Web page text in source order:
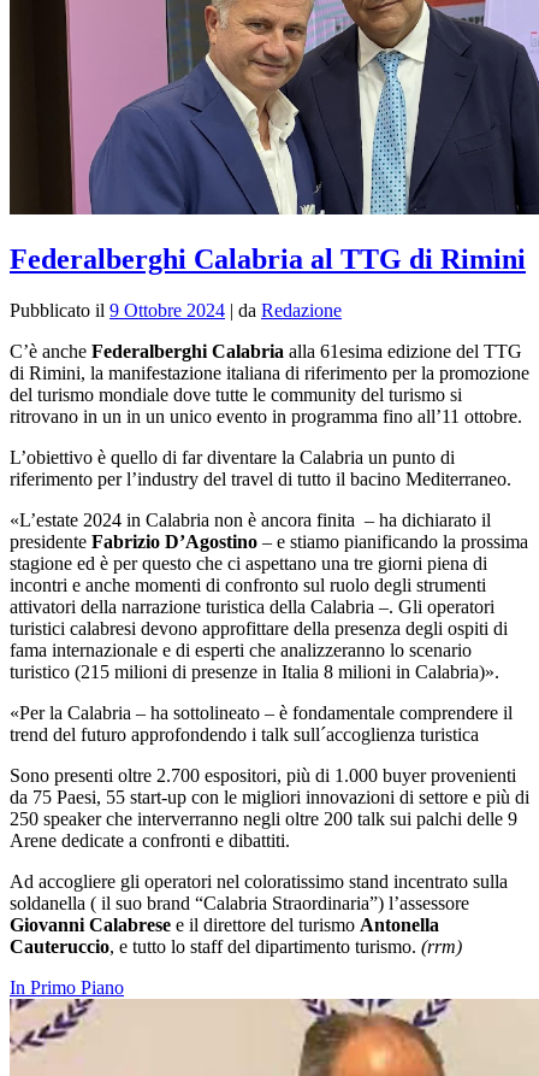
Federalberghi Calabria al TTG di Rimini
Pubblicato il 9 Ottobre 2024 | da Redazione
C’è anche Federalberghi Calabria alla 61esima edizione del TTG
di Rimini, la manifestazione italiana di riferimento per la promozione
del turismo mondiale dove tutte le community del turismo si
ritrovano in un in un unico evento in programma fino all’11 ottobre.
L’obiettivo è quello di far diventare la Calabria un punto di
riferimento per l’industry del travel di tutto il bacino Mediterraneo.
«L’estate 2024 in Calabria non è ancora finita – ha dichiarato il
presidente Fabrizio D’Agostino – e stiamo pianificando la prossima
stagione ed è per questo che ci aspettano una tre giorni piena di
incontri e anche momenti di confronto sul ruolo degli strumenti
attivatori della narrazione turistica della Calabria –. Gli operatori
turistici calabresi devono approfittare della presenza degli ospiti di
fama internazionale e di esperti che analizzeranno lo scenario
turistico (215 milioni di presenze in Italia 8 milioni in Calabria)».
«Per la Calabria – ha sottolineato – è fondamentale comprendere il
trend del futuro approfondendo i talk sull´accoglienza turistica
Sono presenti oltre 2.700 espositori, più di 1.000 buyer provenienti
da 75 Paesi, 55 start-up con le migliori innovazioni di settore e più di
250 speaker che interverranno negli oltre 200 talk sui palchi delle 9
Arene dedicate a confronti e dibattiti.
Ad accogliere gli operatori nel coloratissimo stand incentrato sulla
soldanella ( il suo brand “Calabria Straordinaria”) l’assessore
Giovanni Calabrese e il direttore del turismo Antonella
Cauteruccio, e tutto lo staff del dipartimento turismo. (rrm)
In Primo Piano